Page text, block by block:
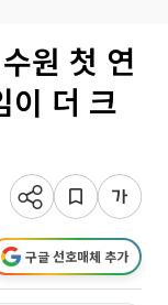
원 첫 연
더 크
구글 선호매체 추가